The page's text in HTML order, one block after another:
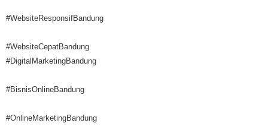
#WebsiteResponsifBandung
#WebsiteCepatBandung
#DigitalMarketingBandung
#BisnisOnlineBandung
#OnlineMarketingBandung